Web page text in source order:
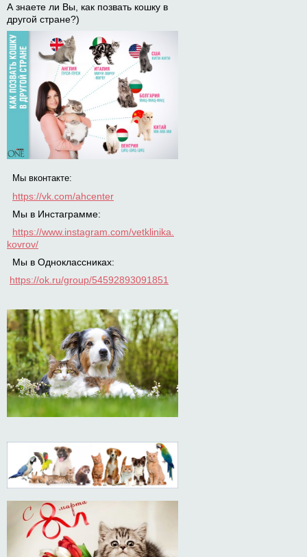
А знаете ли Вы, как позвать кошку в
другой стране?)
Мы вконтакте:
https://vk.com/ahcenter
Мы в Инстаграмме:
https://www.instagram.com/vetklinika.
kovrov/
Мы в Одноклассниках:
https://ok.ru/group/54592893091851